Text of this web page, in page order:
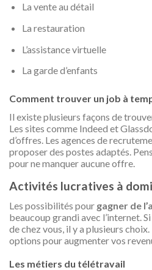
La vente au détail
La restauration
L’assistance virtuelle
La garde d’enfants
Comment trouver un job à
Il existe plusieurs façons de
Les sites comme Indeed et
d’offres. Les agences de
proposer des postes adaptés.
pour ne manquer aucune offre.
Activités lucratives à
Les possibilités pour gagner de
beaucoup grandi avec l’internet.
de chez vous, il y a plusieurs
options pour augmenter vos
Les métiers du télétravail